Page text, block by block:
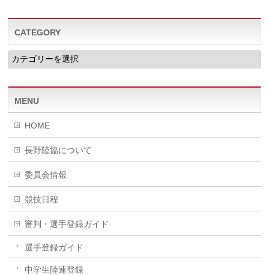
CATEGORY
CATEGORY
MENU
HOME
長野陸協について
委員会情報
競技日程
審判・選手登録ガイド
選手登録ガイド
中学生陸連登録